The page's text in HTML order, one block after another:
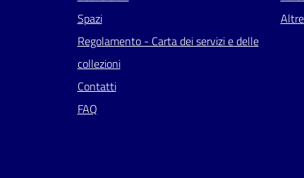
Spazi
Regolamento - Carta dei servizi e delle
collezioni
Contatti
FAQ